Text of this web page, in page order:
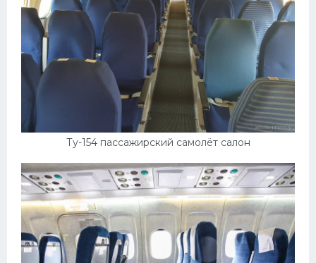
Ту-154 пассажирский самолёт салон
Категории
Разное
Автомобили
Красивые фото машин
УРАЛ
Пежо
Ауди
Гараж
Русские авто